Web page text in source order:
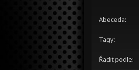
Abeceda:
Tagy:
Řadit podle: